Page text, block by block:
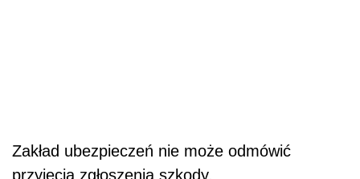
Zakład ubezpieczeń nie może odmówić
przyjęcia zgłoszenia szkody.